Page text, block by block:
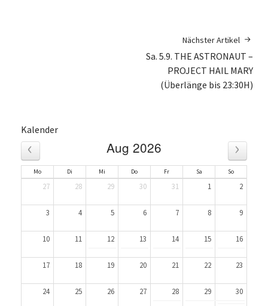
Nächster Artikel
Sa. 5.9. THE ASTRONAUT –
PROJECT HAIL MARY
(Überlänge bis 23:30H)
Kalender
‹ Aug 2026 ›
Mo Di Mi Do Fr Sa So
27 28 29 30 31 1 2
3 4 5 6 7 8 9
10 11 12 13 14 15 16
17 18 19 20 21 22 23
24 25 26 27 28 29 30